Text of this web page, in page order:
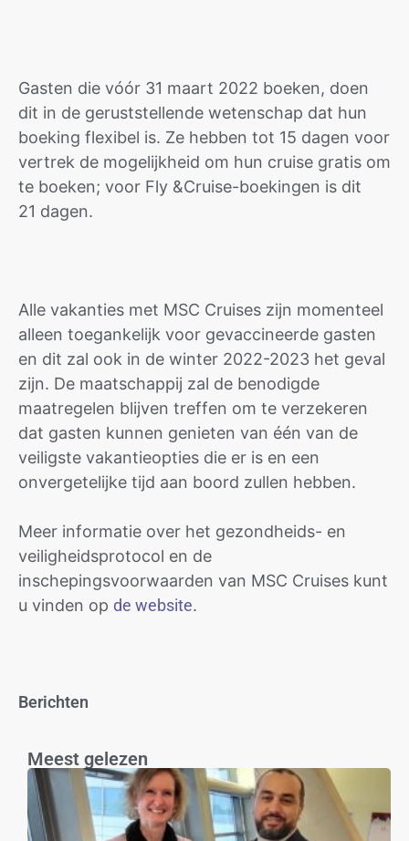
Gasten die vóór 31 maart 2022 boeken, doen
dit in de geruststellende wetenschap dat hun
boeking flexibel is. Ze hebben tot 15 dagen voor
vertrek de mogelijkheid om hun cruise gratis om
te boeken; voor Fly &Cruise-boekingen is dit
21 dagen.
Alle vakanties met MSC Cruises zijn momenteel
alleen toegankelijk voor gevaccineerde gasten
en dit zal ook in de winter 2022-2023 het geval
zijn. De maatschappij zal de benodigde
maatregelen blijven treffen om te verzekeren
dat gasten kunnen genieten van één van de
veiligste vakantieopties die er is en een
onvergetelijke tijd aan boord zullen hebben.
Meer informatie over het gezondheids- en
veiligheidsprotocol en de
inschepingsvoorwaarden van MSC Cruises kunt
u vinden op de website.
Berichten
Meest gelezen